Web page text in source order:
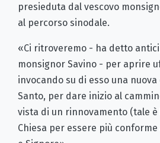
presieduta dal vescovo
al percorso sinodale.
«Ci ritroveremo - ha detto
monsignor Savino - per aprire
invocando su di esso una
Santo, per dare inizio al
vista di un rinnovamento (tale è
Chiesa per essere più